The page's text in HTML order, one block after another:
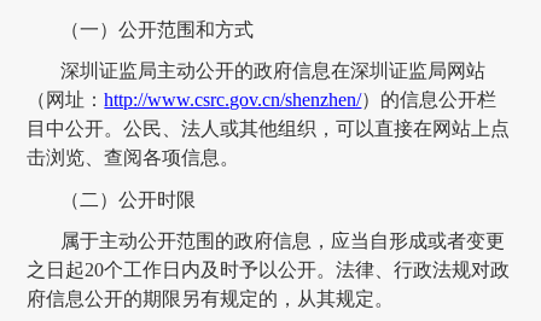
（一）公开范围和方式
深圳证监局主动公开的政府信息在深圳证监局网站
（网址：http://www.csrc.gov.cn/shenzhen/）的信息公开栏
目中公开。公民、法人或其他组织，可以直接在网站上点
击浏览、查阅各项信息。
（ 二 ）公开时限
属于主动公开范围的政府信息，应当自形成或者变更
之日起20个工作日内及时予以公开。法律、行政法规对政
府信息公开的期限另有规定的，从其规定。